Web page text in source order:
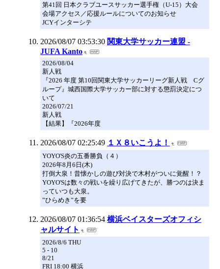
第41回 日本クラブユースサッカー選手権（U-15）大会
会場アクセス／応援ルールについてのお知らせ
JCYインターシテ
2026/08/07 03:53:30 関東大学サッカー連盟 -
JUFA Kanto
2026/08/04
新人戦
『2026 年度 第10回関東大学サッカーリーグ新人戦 Cグ
ループ』城西国際大学サッカー部に対する懲罰決定につ
いて
2026/07/21
新人戦
【結果】『2026年度
2026/08/07 02:25:49 １Ｘ８いこうよ！
YOYO'S炎の五番勝負（４）
2026年8月6日(木)
打倒大泉！昔懐かしの遊び対決で木村がついに覚醒！？
YOYO'Sは数々の戦いを繰り広げてきたが、勝つのは決ま
っていつも大泉。
”ひらめき”を要
2026/08/07 01:36:54 横浜ベイスターズオフィシ
ャルサイト
2026/8/6 THU
5 - 10
8/21
FRI 18:00 横浜